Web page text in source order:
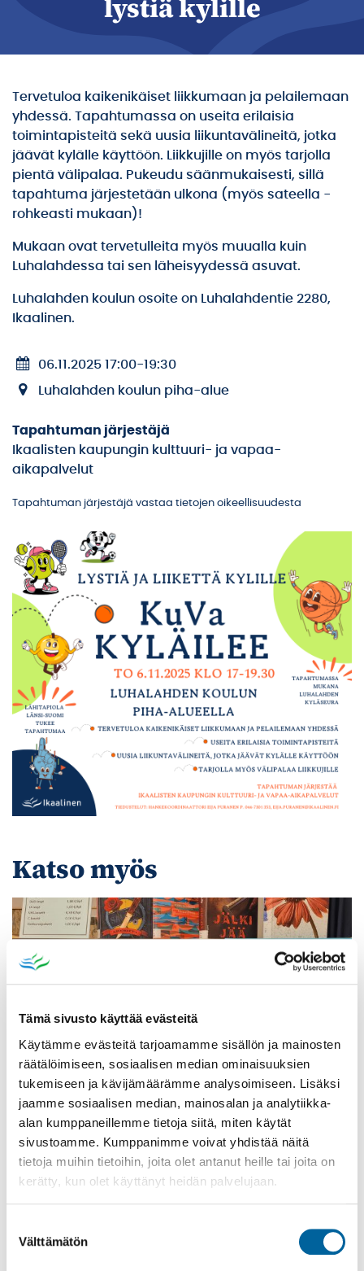
Tämä sivusto käyttää evästeitä
Käytämme evästeitä tarjoamamme sisällön ja mainosten
räätälöimiseen, sosiaalisen median ominaisuuksien
tukemiseen ja kävijämäärämme analysoimiseen. Lisäksi
jaamme sosiaalisen median, mainosalan ja analytiikka-
alan kumppaneillemme tietoja siitä, miten käytät
sivustoamme. Kumppanimme voivat yhdistää näitä
tietoja muihin tietoihin, joita olet antanut heille tai joita on
kerätty, kun olet käyttänyt heidän palvelujaan.
valinta
Välttämätön
lystiä kylille
Tervetuloa kaikenikäiset liikkumaan ja pelailemaan
yhdessä. Tapahtumassa on useita erilaisia
toimintapisteitä sekä uusia liikuntavälineitä, jotka
jäävät kylälle käyttöön. Liikkujille on myös tarjolla
pientä välipalaa. Pukeudu säänmukaisesti, sillä
tapahtuma järjestetään ulkona (myös sateella -
rohkeasti mukaan)!
Mukaan ovat tervetulleita myös muualla kuin
Luhalahdessa tai sen läheisyydessä asuvat.
Luhalahden koulun osoite on Luhalahdentie 2280,
Ikaalinen.
06.11.2025 17:00-19:30
Luhalahden koulun piha-alue
Tapahtuman järjestäjä
Ikaalisten kaupungin kulttuuri- ja vapaa-
aikapalvelut
Tapahtuman järjestäjä vastaa tietojen oikeellisuudesta
Katso myös
Poistomyynti kirjaston aukioloaikana
03.06.2026-31.08.2026
Poppelikatu 10